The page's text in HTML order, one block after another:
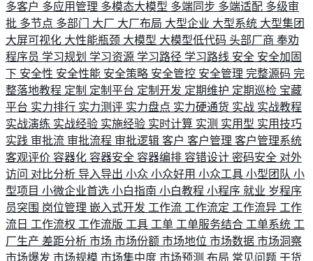
多客户 多应用管理 多模态大模型 多端同步 多端适配 多级审
批 多节点 多部门 大厂 大厂布局 大型企业 大型系统 大型集团
大屏可视化 大性能瓶颈 大模型 大模型低代码 头部厂商 奉劝
程序员 学习规划 学习资源 学习路径 学习路线 安全 安全加固
下 安全性 安全性能 安全策略 安全管控 安全管理 完整源码 完
整落地教程 定制 定制平台 定制开发 定期维护 定期巡检 宝藏
平台 实力排行 实力测评 实力盘点 实力硬通货 实战 实战教程
实战演练 实战经验 实施经验 实时计算 实测 实用型 实用技巧
实践 审批流 审批流程 审批逻辑 客户 客户管理 客户管理系统
客观评价 容器化 容器安全 容器编排 容错设计 密码安全 对外
访问 对比分析 导入导出 小众 小众好用 小众工具 小型团队 小
型项目 小微企业首选 小白指南 小白教程 小程序 就业 岁程序
员突围 岗位管理 嵌入式开发 工作流 工作流定 工作流异 工作
流日 工作流权 工作流版 工具 工单 工单服务结合 工单系统 工
厂生产 差距分析 市场 市场份额 市场地位 市场数据 市场洞察
市场爆发 市场规模 市场集中度 市场预测 布局 常见问题 干货